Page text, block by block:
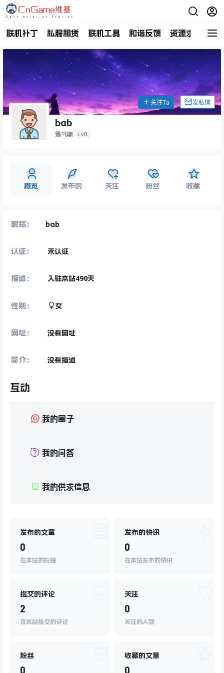
联机补丁 私服租赁 联机工具 和谐反馈 资源求助 商
bab
炼气期 Lv0
关注Ta 发私信
概览 发布的 关注 粉丝 收藏
昵称： bab
认证： 未认证
描述： 入驻本站490天
性别： 女
网址： 没有网址
简介： 没有描述
互动
我的圈子
我的问答
我的供求信息
发布的文章
0
在本站的投稿
发布的快讯
0
在本站发布的快讯
提交的评论
2
在本站提交的评论
关注
0
关注的人数
粉丝
0
收藏的文章
0